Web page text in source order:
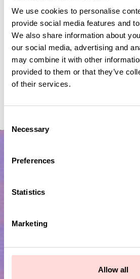
We use cookies to personalise
provide social media features and
We also share information about
our social media, advertising and
may combine it with other
provided to them or that they’ve
of their services.
o
Necessary
Preferences
Statistics
Marketing
Allow all
Nuvarande pris:
165 kr